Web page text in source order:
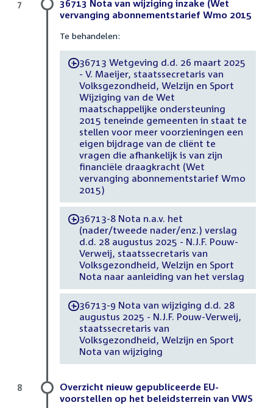
36713 Nota van wijziging inzake (Wet
vervanging abonnementstarief Wmo 2015
Te behandelen:
-36713 Wetgeving d.d. 26 maart 2025
- V. Maeijer, staatssecretaris van
Volksgezondheid, Welzijn en Sport
Wijziging van de Wet
maatschappelijke ondersteuning
2015 teneinde gemeenten in staat te
stellen voor meer voorzieningen een
eigen bijdrage van de cliënt te
vragen die afhankelijk is van zijn
financiële draagkracht (Wet
vervanging abonnementstarief Wmo
2015)
-36713-8 Nota n.a.v. het
(nader/tweede nader/enz.) verslag
d.d. 28 augustus 2025 - N.J.F. Pouw-
Verweij, staatssecretaris van
Volksgezondheid, Welzijn en Sport
Nota naar aanleiding van het verslag
-36713-9 Nota van wijziging d.d. 28
augustus 2025 - N.J.F. Pouw-Verweij,
staatssecretaris van
Volksgezondheid, Welzijn en Sport
Nota van wijziging
7
Overzicht nieuw gepubliceerde EU-
voorstellen op het beleidsterrein van VWS
8